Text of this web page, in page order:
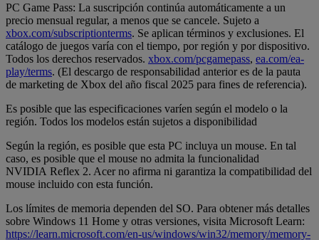
PC Game Pass: La suscripción continúa automáticamente a un
precio mensual regular, a menos que se cancele. Sujeto a
xbox.com/subscriptionterms. Se aplican términos y exclusiones. El
catálogo de juegos varía con el tiempo, por región y por dispositivo.
Todos los derechos reservados. xbox.com/pcgamepass, ea.com/ea-
play/terms. (El descargo de responsabilidad anterior es de la pauta
de marketing de Xbox del año fiscal 2025 para fines de referencia).
Es posible que las especificaciones varíen según el modelo o la
región. Todos los modelos están sujetos a disponibilidad
Según la región, es posible que esta PC incluya un mouse. En tal
caso, es posible que el mouse no admita la funcionalidad
NVIDIA Reflex 2. Acer no afirma ni garantiza la compatibilidad del
mouse incluido con esta función.
Los límites de memoria dependen del SO. Para obtener más detalles
sobre Windows 11 Home y otras versiones, visita Microsoft Learn:
https://learn.microsoft.com/en-us/windows/win32/memory/memory-